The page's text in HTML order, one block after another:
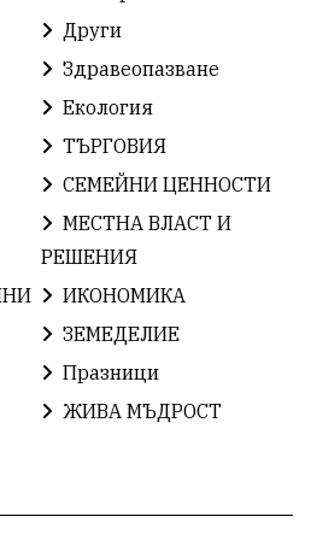
земеделие
Иновации САЩ
Твърдица ОбщинаСливен
Право
Правосъдие СелинКларънс
Други
Здравеопазване
Екология
ТЪРГОВИЯ
СЕМЕЙНИ ЦЕННОСТИ
МЕСТНА ВЛАСТ И
РЕШЕНИЯ
ИКОНОМИКА
ЗЕМЕДЕЛИЕ
Празници
ЖИВА МЪДРОСТ